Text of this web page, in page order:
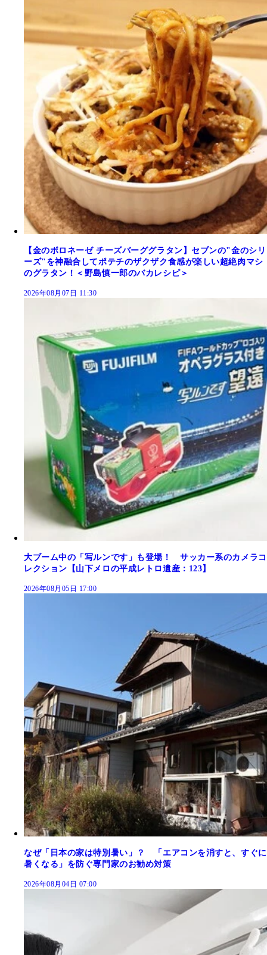
【金のボロネーゼ チーズバーググラタン】セブンの"金のシリ
ーズ"を神融合してポテチのザクザク食感が楽しい超絶肉マシ
のグラタン！＜野島慎一郎のバカレシピ＞
2026年08月07日 11:30
大ブーム中の「写ルンです」も登場！ サッカー系のカメラコ
レクション【山下メロの平成レトロ遺産：123】
2026年08月05日 17:00
なぜ「日本の家は特別暑い」？ 「エアコンを消すと、すぐに
暑くなる」を防ぐ専門家のお勧め対策
2026年08月04日 07:00